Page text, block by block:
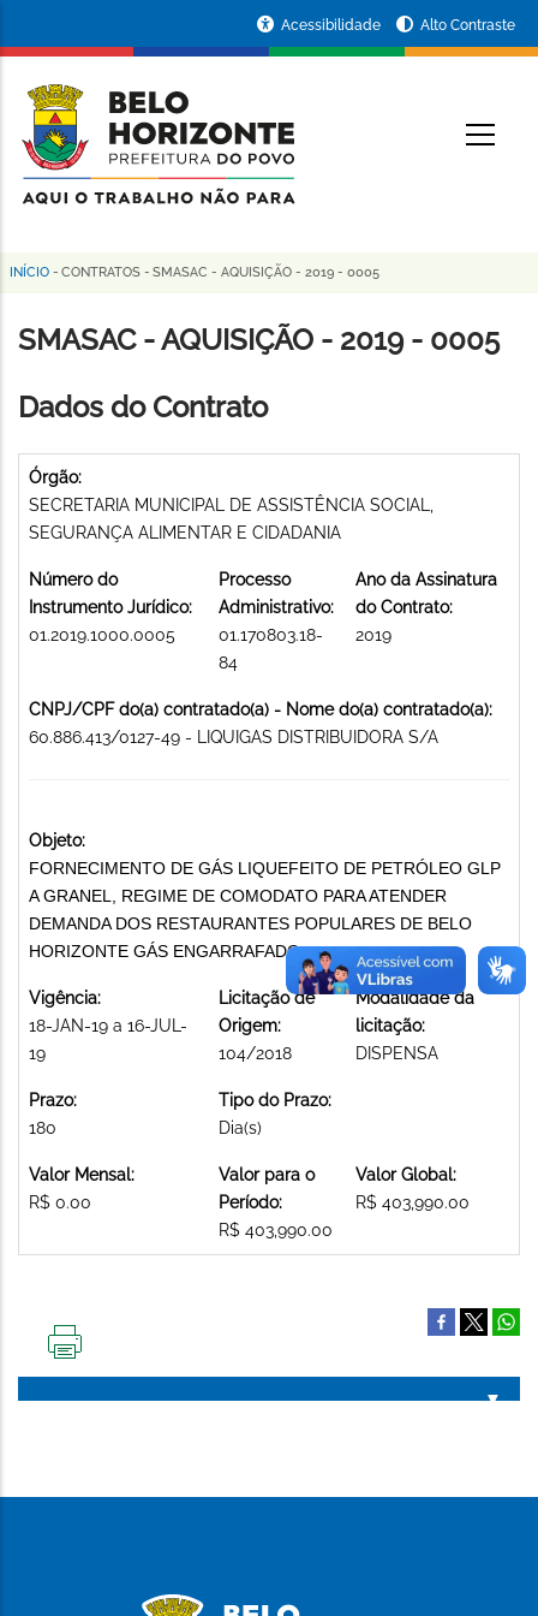
conteúdo
principal
da
Prefeitura
de
Horizonte
Acessibilidade Alto Contraste
Trilha
de
INÍCIO - CONTRATOS - SMASAC - AQUISIÇÃO - 2019 - 0005
SMASAC - AQUISIÇÃO - 2019 - 0005
Dados do Contrato
Órgão:
SECRETARIA MUNICIPAL DE ASSISTÊNCIA SOCIAL,
SEGURANÇA ALIMENTAR E CIDADANIA
Número do
Instrumento Jurídico:
01.2019.1000.0005
Processo
Administrativo:
01.170803.18-
84
Ano da Assinatura
do Contrato:
2019
CNPJ/CPF do(a) contratado(a) - Nome do(a) contratado(a):
60.886.413/0127-49 - LIQUIGAS DISTRIBUIDORA S/A
Objeto:
FORNECIMENTO DE GÁS LIQUEFEITO DE PETRÓLEO GLP
A GRANEL, REGIME DE COMODATO PARA ATENDER
DEMANDA DOS RESTAURANTES POPULARES DE BELO
HORIZONTE GÁS ENGARRAFADO
Vigência:
18-JAN-19 a 16-JUL-
19
Licitação de
Origem:
104/2018
Modalidade da
licitação:
DISPENSA
Prazo:
180
Tipo do Prazo:
Dia(s)
Valor Mensal:
R$ 0.00
Valor para o
Período:
R$ 403,990.00
Valor Global:
R$ 403,990.00
PÁGINA